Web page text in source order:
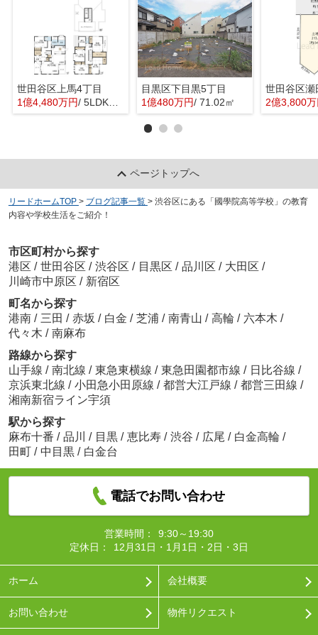
世田谷区上馬4丁目
1億4,480万円/ 5LDK＋1S(納戸)
目黒区下目黒5丁目
1億480万円/ 71.02㎡
世田谷区瀬
2億3,800
ページトップへ
リードホームTOP > ブログ記事一覧 > 渋谷区にある「國學院高等学校」の教育
内容や学校生活をご紹介！
市区町村から探す
港区 / 世田谷区 / 渋谷区 / 目黒区 / 品川区 / 大田区 /
川崎市中原区 / 新宿区
町名から探す
港南 / 三田 / 赤坂 / 白金 / 芝浦 / 南青山 / 高輪 / 六本木 /
代々木 / 南麻布
路線から探す
山手線 / 南北線 / 東急東横線 / 東急田園都市線 / 日比谷線 /
京浜東北線 / 小田急小田原線 / 都営大江戸線 / 都営三田線 /
湘南新宿ライン宇須
駅から探す
麻布十番 / 品川 / 目黒 / 恵比寿 / 渋谷 / 広尾 / 白金高輪 /
田町 / 中目黒 / 白金台
電話でお問い合わせ
営業時間：
9:30～19:30
定休日：
12月31日・1月1日・2日・3日
ホーム 会社概要
お問い合わせ 物件リクエスト